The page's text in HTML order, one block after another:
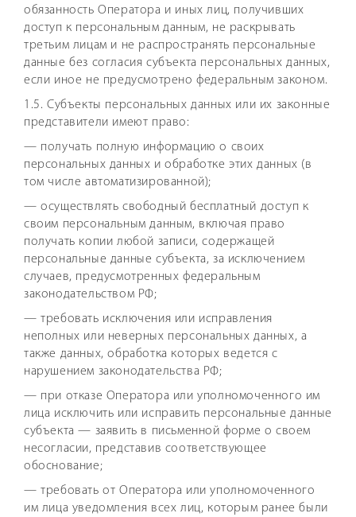
обязанность Оператора и иных лиц, получивших
доступ к персональным данным, не раскрывать
третьим лицам и не распространять персональные
данные без согласия субъекта персональных данных,
если иное не предусмотрено федеральным законом.
1.5. Субъекты персональных данных или их законные
представители имеют право:
— получать полную информацию о своих
персональных данных и обработке этих данных (в
том числе автоматизированной);
— осуществлять свободный бесплатный доступ к
своим персональным данным, включая право
получать копии любой записи, содержащей
персональные данные субъекта, за исключением
случаев, предусмотренных федеральным
законодательством РФ;
— требовать исключения или исправления
неполных или неверных персональных данных, а
также данных, обработка которых ведется с
нарушением законодательства РФ;
— при отказе Оператора или уполномоченного им
лица исключить или исправить персональные данные
субъекта — заявить в письменной форме о своем
несогласии, представив соответствующее
обоснование;
— требовать от Оператора или уполномоченного
им лица уведомления всех лиц, которым ранее были